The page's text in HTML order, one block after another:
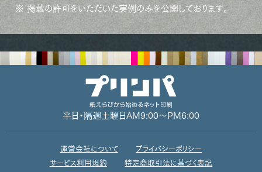
※ 掲載の許可をいただいた実例のみを公開しております。
平日・隔週土曜日 AM9:00～PM6:00
運営会社について
プライバシーポリシー
サービス利用規約
特定商取引法に基づく表記